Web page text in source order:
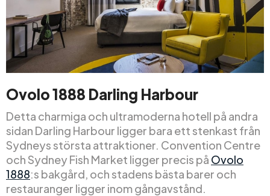
Ovolo 1888 Darling Harbour
Detta charmiga och ultramoderna hotell på andra
sidan Darling Harbour ligger bara ett stenkast från
Sydneys största attraktioner. Convention Centre
och Sydney Fish Market ligger precis på Ovolo
1888:s bakgård, och stadens bästa barer och
restauranger ligger inom gångavstånd.